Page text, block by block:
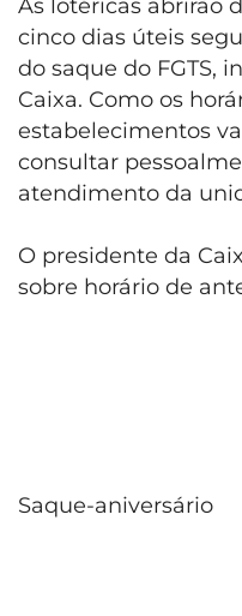
As lotéricas abrirão
cinco dias úteis
do saque do FGTS,
Caixa. Como os
estabelecimentos
consultar
atendimento da
O presidente da
sobre horário de
Saque-aniversário